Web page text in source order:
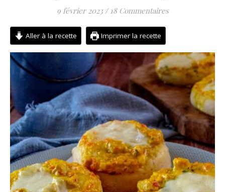
9 février 2023 / 18 Commentaires
Aller à la recette Imprimer la recette